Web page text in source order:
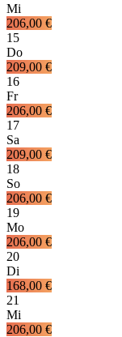
Mi
206,00 €
15
Do
209,00 €
16
Fr
206,00 €
17
Sa
209,00 €
18
So
206,00 €
19
Mo
206,00 €
20
Di
168,00 €
21
Mi
206,00 €